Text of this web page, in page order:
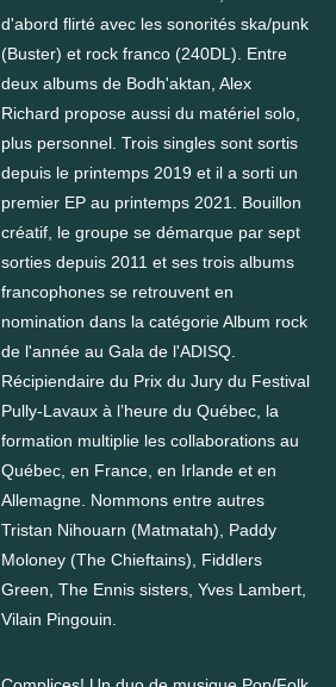
d'abord flirté avec les sonorités ska/punk
(Buster) et rock franco (240DL). Entre
deux albums de Bodh'aktan, Alex
Richard propose aussi du matériel solo,
plus personnel. Trois singles sont sortis
depuis le printemps 2019 et il a sorti un
premier EP au printemps 2021. Bouillon
créatif, le groupe se démarque par sept
sorties depuis 2011 et ses trois albums
francophones se retrouvent en
nomination dans la catégorie Album rock
de l'année au Gala de l'ADISQ.
Récipiendaire du Prix du Jury du Festival
Pully-Lavaux à l’heure du Québec, la
formation multiplie les collaborations au
Québec, en France, en Irlande et en
Allemagne. Nommons entre autres
Tristan Nihouarn (Matmatah), Paddy
Moloney (The Chieftains), Fiddlers
Green, The Ennis sisters, Yves Lambert,
Vilain Pingouin.